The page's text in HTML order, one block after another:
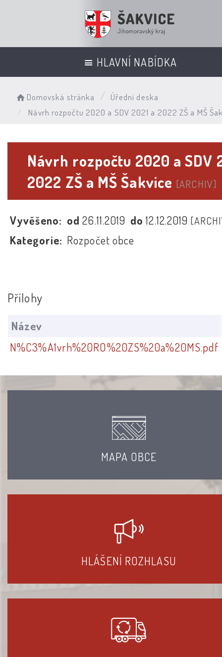
HLAVNÍ NABÍDKA
Domovská stránka
Úřední deska
Návrh rozpočtu 2020 a SDV 2021 a 2022 ZŠ a MŠ
Návrh rozpočtu 2020 a SDV
2022 ZŠ a MŠ Šakvice [ARCHIV]
Vyvěšeno: od26.11.2019 do12.12.2019
Kategorie: Rozpočet obce
Přílohy
Název
N%C3%A1vrh%20RO%20ZS%20a%20MS.pdf
MAPA OBCE
HLÁŠENÍ ROZHLASU